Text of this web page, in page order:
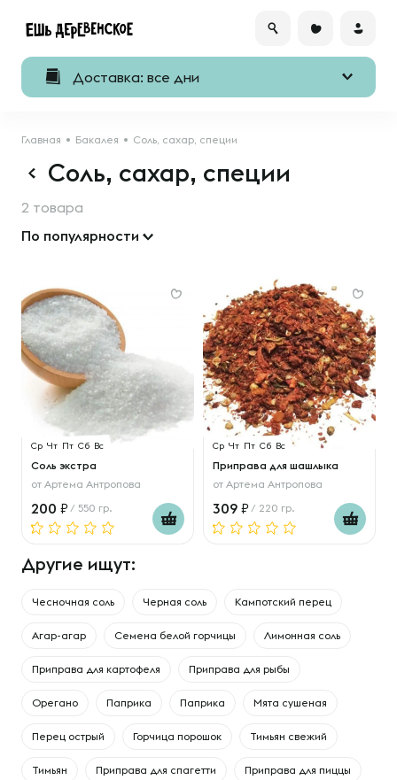
Доставка: все дни
Главная Бакалея Соль, сахар, специи
Соль, сахар, специи
2 товара
По популярности
Ср Чт Пт Сб Вс
Соль экстра
от Артема Антропова
200 / 550 гр.
Ср Чт Пт Сб Вс
Приправа для шашлыка
от Артема Антропова
309 / 220 гр.
Другие ищут:
Чесночная соль Черная соль Кампотский перец
Агар-агар Семена белой горчицы Лимонная соль
Приправа для картофеля Приправа для рыбы
Орегано Паприка Паприка Мята сушеная
Перец острый Горчица порошок Тимьян свежий
Тимьян Приправа для спагетти Приправа для пиццы